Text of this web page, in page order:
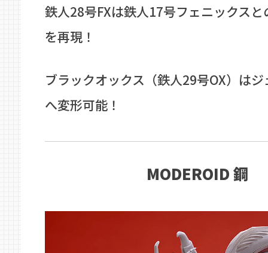
鉄人28号FXは鉄人17号フェニックス
を再現！
ブラックオックス（鉄人29号OX）は
へ変形可能！
MODEROID 鋼